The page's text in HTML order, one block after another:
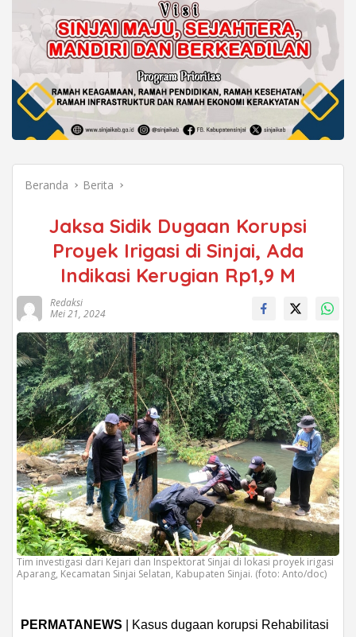
Beranda Berita
Jaksa Sidik Dugaan Korupsi
Proyek Irigasi di Sinjai, Ada
Indikasi Kerugian Rp1,9 M
Redaksi
Mei 21, 2024
Tim investigasi dari Kejari dan Inspektorat Sinjai di lokasi proyek irigasi
Aparang, Kecamatan Sinjai Selatan, Kabupaten Sinjai. (foto: Anto/doc)
PERMATANEWS | Kasus dugaan korupsi Rehabilitasi